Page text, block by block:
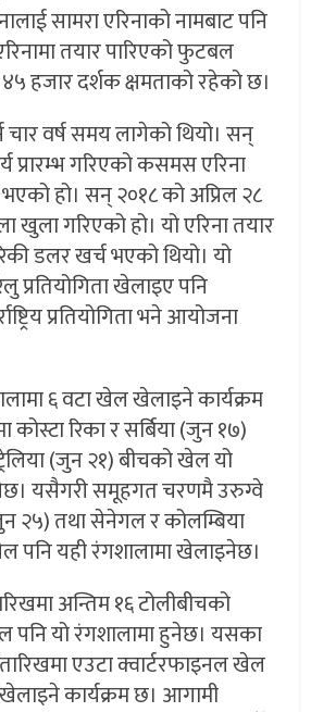
सामरा एरिनाको नामबाट पनि
तयार पारिएको फुटबल
हजार दर्शक क्षमताको रहेको छ।
चार वर्ष समय लागेको थियो। सन्
प्रारम्भ गरिएको कसमस एरिना
हो। सन् २०१८ को अप्रिल २८
खुला गरिएको हो। यो एरिना तयार
डलर खर्च भएको थियो। यो
प्रतियोगिता खेलाइए पनि
प्रतियोगिता भने आयोजना
६ वटा खेल खेलाइने कार्यक्रम
रिका र सर्बिया (जुन १७)
(जुन २१) बीचको खेल यो
यसैगरी समूहगत चरणमै उरुग्वे
तथा सेनेगल र कोलम्बिया
पनि यही रंगशालामा खेलाइनेछ।
अन्तिम १६ टोलीबीचको
पनि यो रंगशालामा हुनेछ। यसका
एउटा क्वार्टरफाइनल खेल
कार्यक्रम छ। आगामी